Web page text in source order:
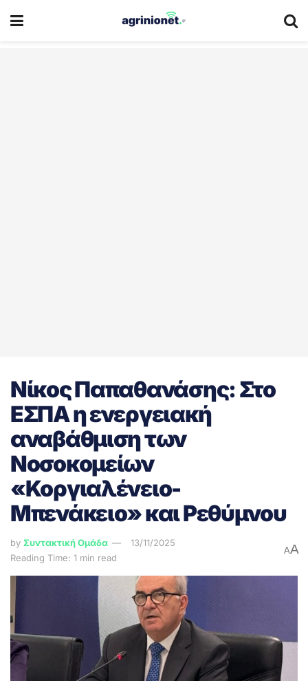
Νίκος Παπαθανάσης: Στο
ΕΣΠΑ η ενεργειακή
αναβάθμιση των
Νοσοκομείων
«Κοργιαλένειο-
Μπενάκειο» και Ρεθύμνου
by Συντακτική Ομάδα
13/11/2025
Reading Time: 1 min read
AA